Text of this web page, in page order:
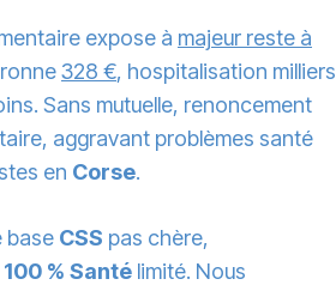
expose à majeur reste à
328 €, hospitalisation milliers
Sans mutuelle, renoncement
aggravant problèmes santé
en Corse.
base CSS pas chère,
100 % Santé limité. Nous